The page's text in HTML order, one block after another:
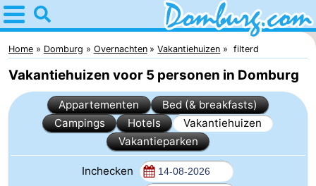
Home
Domburg
Tips
Voor
Home Domburg Overnachten Vakantiehuizen filterd
Vakantiehuizen voor 5 personen in Domburg
Appartementen
Bed (& breakfasts)
Campings
Hotels
Vakantiehuizen
Vakantieparken
Inchecken